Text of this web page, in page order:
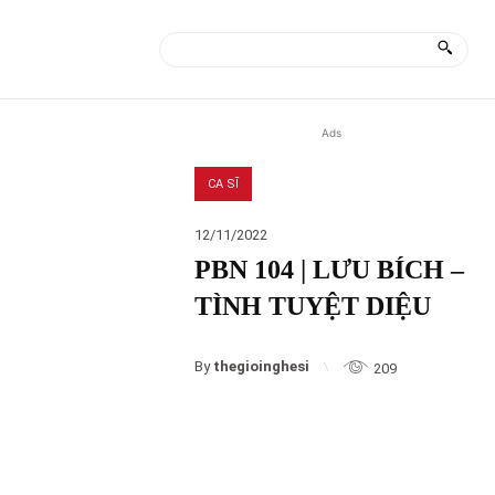
Ads
CA SĨ
12/11/2022
PBN 104 | LƯU BÍCH –
TÌNH TUYỆT DIỆU
By thegioinghesi 209